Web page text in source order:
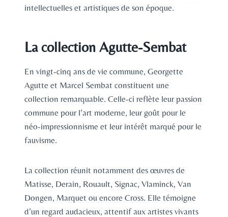
intellectuelles et artistiques de son époque.
La collection Agutte-Sembat
En vingt-cinq ans de vie commune, Georgette
Agutte et Marcel Sembat constituent une
collection remarquable. Celle-ci reflète leur passion
commune pour l’art moderne, leur goût pour le
néo-impressionnisme et leur intérêt marqué pour le
fauvisme.
La collection réunit notamment des œuvres de
Matisse, Derain, Rouault, Signac, Vlaminck, Van
Dongen, Marquet ou encore Cross. Elle témoigne
d’un regard audacieux, attentif aux artistes vivants